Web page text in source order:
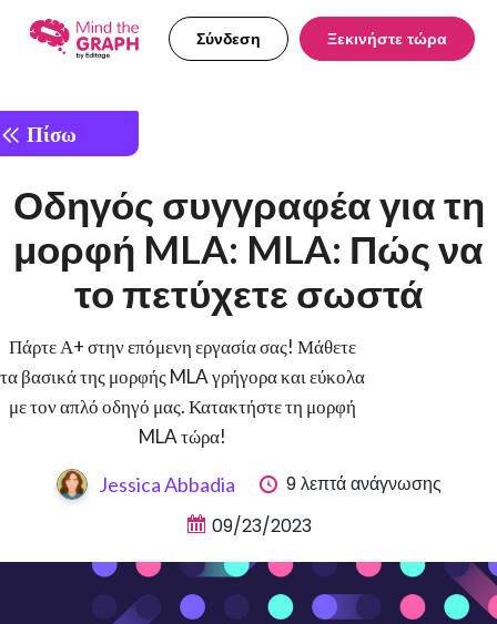
Σύνδεση Ξεκινήστε τώρα
Πίσω
Οδηγός συγγραφέα για τη
μορφή MLA: MLA: Πώς να
το πετύχετε σωστά
Πάρτε Α+ στην επόμενη εργασία σας! Μάθετε
τα βασικά της μορφής MLA γρήγορα και εύκολα
με τον απλό οδηγό μας. Κατακτήστε τη μορφή
MLA τώρα!
Jessica Abbadia
9 λεπτά ανάγνωσης
09/23/2023